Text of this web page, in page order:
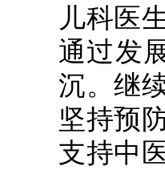
儿科医
通过发
沉。继
坚持预
支持中